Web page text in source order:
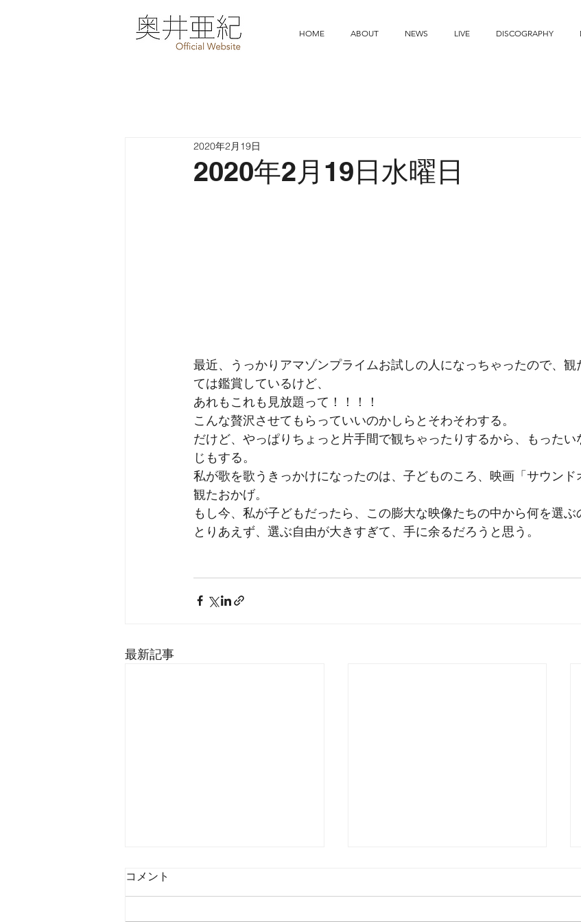
HOME ABOUT NEWS LIVE DISCOGRAPHY
2020年2月19日水曜日
2020年2月19日
最近、うっかりアマゾンプライムお試しの人になっちゃったので、
ては鑑賞しているけど、
あれもこれも見放題って！！！！
こんな贅沢させてもらっていいのかしらとそわそわする。
だけど、やっぱりちょっと片手間で観ちゃったりするから、もった
じもする。
私が歌を歌うきっかけになったのは、子どものころ、映画「サウンド
観たおかげ。
もし今、私が子どもだったら、この膨大な映像たちの中から何を選ぶ
とりあえず、選ぶ自由が大きすぎて、手に余るだろうと思う。
最新記事
コメント